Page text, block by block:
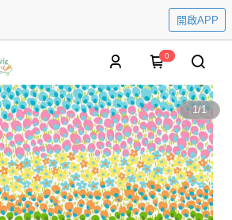
開啟APP
0
1/1